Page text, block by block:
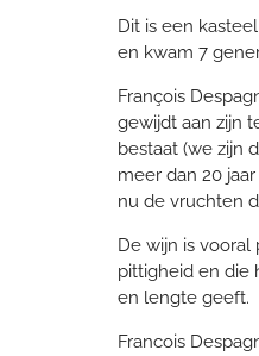
Dit is een
en kwam 7
François
gewijdt aan zijn
bestaat (we zijn
meer dan 20
nu de vruchten
De wijn is
pittigheid en die
en lengte geeft.
Francois